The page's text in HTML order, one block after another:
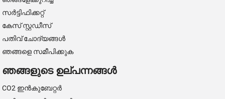
സർട്ടിഫിക്കറ്റ്
കേസ് സ്റ്റഡീസ്
പതിവ് ചോദ്യങ്ങൾ
ഞങ്ങളെ സമീപിക്കുക
ഞങ്ങളുടെ ഉല്പന്നങ്ങൾ
CO2 ഇൻകുബേറ്റർ